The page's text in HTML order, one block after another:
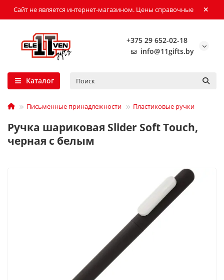
Сайт не является интернет-магазином. Цены справочные
+375 29 652-02-18
info@11gifts.by
Каталог
Письменные принадлежности Пластиковые ручки
Ручка шариковая Slider Soft Touch,
черная с белым